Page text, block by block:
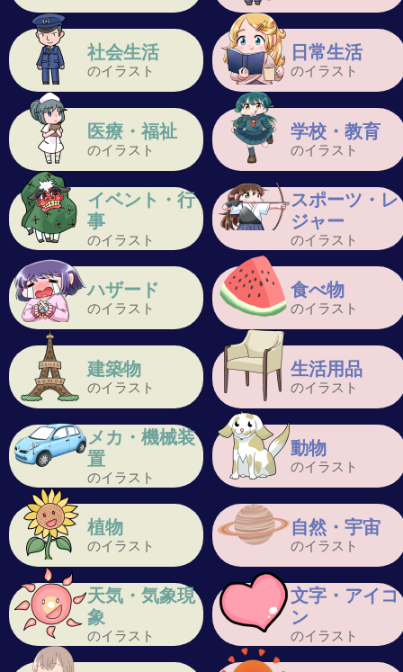
社会生活
のイラスト
日常生活
のイラスト
医療・福祉
のイラスト
学校・教育
のイラスト
イベント・行
事
のイラスト
スポーツ・レ
ジャー
のイラスト
ハザード
のイラスト
食べ物
のイラスト
建築物
のイラスト
生活用品
のイラスト
メカ・機械装
置
のイラスト
動物
のイラスト
植物
のイラスト
自然・宇宙
のイラスト
天気・気象現
象
のイラスト
文字・アイコ
ン
のイラスト